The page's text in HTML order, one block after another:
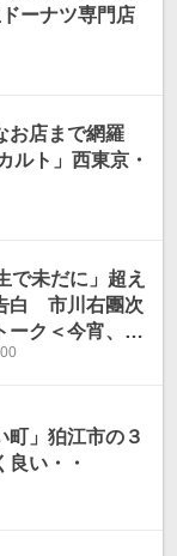
ーナツ専門店
お店まで網羅
ルト」西東京・
で未だに」超え
白 市川右團次
ーク＜今宵、町
町」狛江市の３
い・・